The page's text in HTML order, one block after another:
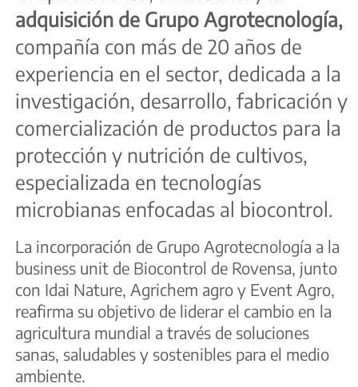
adquisición de Grupo Agrotecnología,
compañía con más de 20 años de
experiencia en el sector, dedicada a la
investigación, desarrollo, fabricación y
comercialización de productos para la
protección y nutrición de cultivos,
especializada en tecnologías
microbianas enfocadas al biocontrol.
La incorporación de Grupo Agrotecnología a la
business unit de Biocontrol de Rovensa, junto
con Idai Nature, Agrichem agro y Event Agro,
reafirma su objetivo de liderar el cambio en la
agricultura mundial a través de soluciones
sanas, saludables y sostenibles para el medio
ambiente.